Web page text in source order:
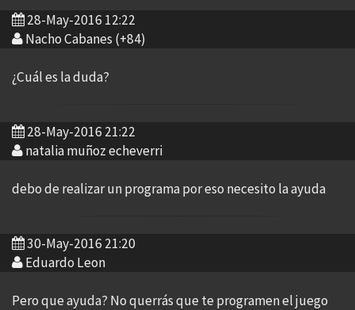
28-May-2016 12:22
Nacho Cabanes (+84)
¿Cuál es la duda?
28-May-2016 21:22
natalia muñoz echeverri
debo de realizar un programa por eso necesito la ayuda
30-May-2016 21:20
Eduardo Leon
Pero que ayuda? No querrás que te programen el juego